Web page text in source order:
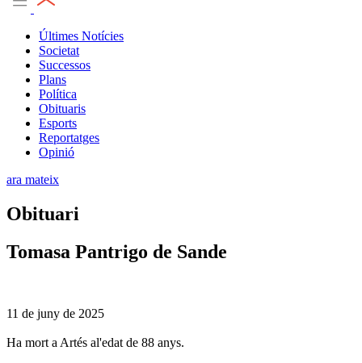
Últimes Notícies
Societat
Successos
Plans
Política
Obituaris
Esports
Reportatges
Opinió
ara mateix
Obituari
Tomasa Pantrigo de Sande
11 de juny de 2025
Ha mort a Artés al'edat de 88 anys.